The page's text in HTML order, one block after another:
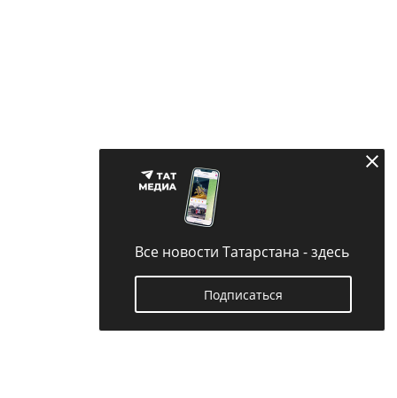
Все новости Татарстана - здесь
Подписаться